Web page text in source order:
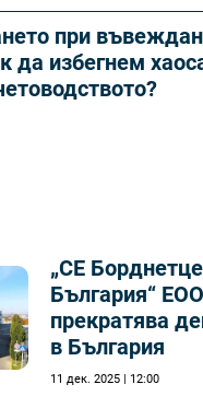
при
да избегнем
„СЕ
България“
прекратява
в България
11 дек. 2025 | 12:00